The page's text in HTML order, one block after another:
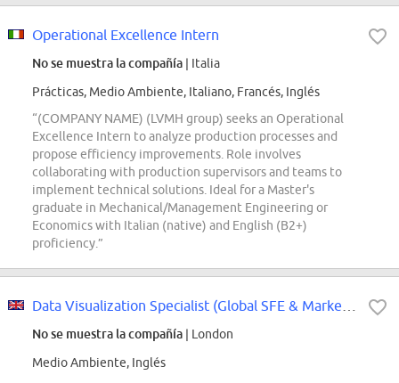
Operational Excellence Intern
No se muestra la compañía | Italia
Prácticas, Medio Ambiente, Italiano, Francés, Inglés
“(COMPANY NAME) (LVMH group) seeks an Operational
Excellence Intern to analyze production processes and
propose efficiency improvements. Role involves
collaborating with production supervisors and teams to
implement technical solutions. Ideal for a Master's
graduate in Mechanical/Management Engineering or
Economics with Italian (native) and English (B2+)
proficiency.”
No se muestra la compañía | London
Medio Ambiente, Inglés